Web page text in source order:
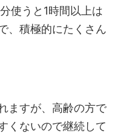
使うと1時間以上は
、積極的にたくさん
ますが、高齢の方で
くないので継続して